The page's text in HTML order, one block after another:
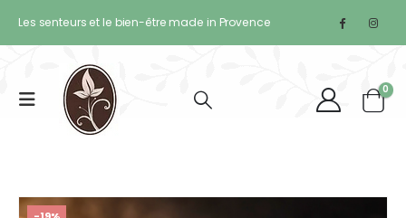
Les senteurs et le bien-être made in Provence
0